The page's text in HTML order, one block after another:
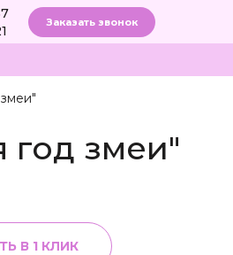
Заказать звонок
год змеи"
В 1 КЛИК